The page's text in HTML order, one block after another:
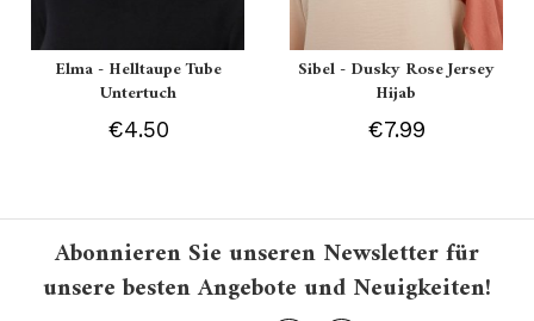
Elma - Helltaupe Tube
Untertuch
€4.50
Sibel - Dusky Rose Jersey
Hijab
€7.99
Abonnieren Sie unseren Newsletter für
unsere besten Angebote und Neuigkeiten!